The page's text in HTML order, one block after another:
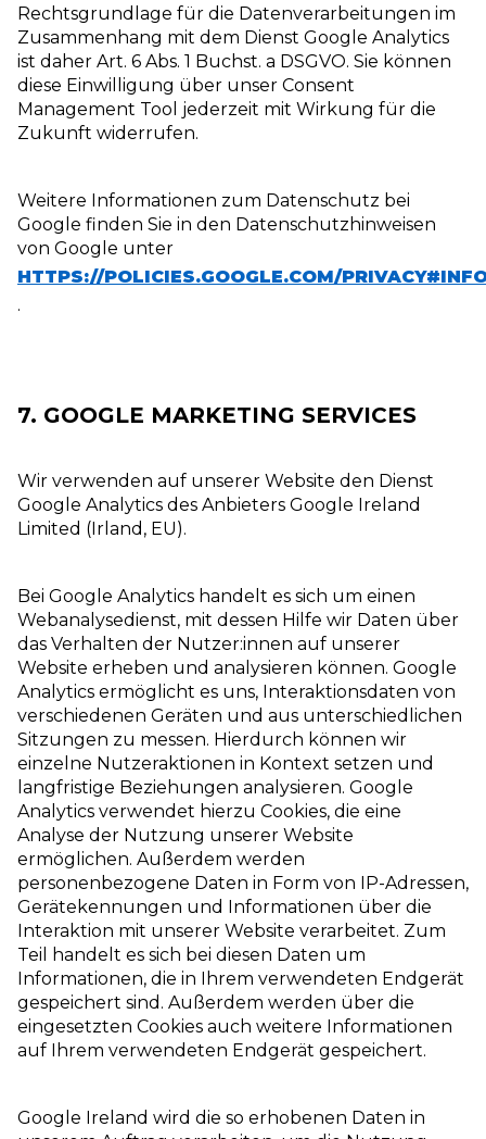
Rechtsgrundlage für die Datenverarbeitungen im
Zusammenhang mit dem Dienst Google Analytics
ist daher Art. 6 Abs. 1 Buchst. a DSGVO. Sie können
diese Einwilligung über unser Consent
Management Tool jederzeit mit Wirkung für die
Zukunft widerrufen.
Weitere Informationen zum Datenschutz bei
Google finden Sie in den Datenschutzhinweisen
von Google unter
HTTPS://POLICIES.GOOGLE.COM/
.
7. GOOGLE MARKETING SERVICES
Wir verwenden auf unserer Website den Dienst
Google Analytics des Anbieters Google Ireland
Limited (Irland, EU).
Bei Google Analytics handelt es sich um einen
Webanalysedienst, mit dessen Hilfe wir Daten über
das Verhalten der Nutzer:innen auf unserer
Website erheben und analysieren können. Google
Analytics ermöglicht es uns, Interaktionsdaten von
verschiedenen Geräten und aus unterschiedlichen
Sitzungen zu messen. Hierdurch können wir
einzelne Nutzeraktionen in Kontext setzen und
langfristige Beziehungen analysieren. Google
Analytics verwendet hierzu Cookies, die eine
Analyse der Nutzung unserer Website
ermöglichen. Außerdem werden
personenbezogene Daten in Form von IP-Adressen,
Gerätekennungen und Informationen über die
Interaktion mit unserer Website verarbeitet. Zum
Teil handelt es sich bei diesen Daten um
Informationen, die in Ihrem verwendeten Endgerät
gespeichert sind. Außerdem werden über die
eingesetzten Cookies auch weitere Informationen
auf Ihrem verwendeten Endgerät gespeichert.
Google Ireland wird die so erhobenen Daten in